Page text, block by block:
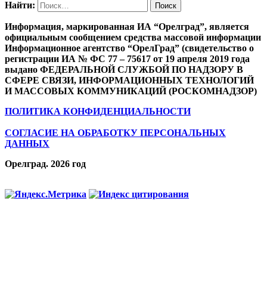
Найти:
Информация, маркированная ИА “Орелград”, является
официальным сообщением средства массовой информации
Информационное агентство “ОрелГрад” (свидетельство о
регистрации ИА № ФС 77 – 75617 от 19 апреля 2019 года
выдано ФЕДЕРАЛЬНОЙ СЛУЖБОЙ ПО НАДЗОРУ В
СФЕРЕ СВЯЗИ, ИНФОРМАЦИОННЫХ ТЕХНОЛОГИЙ
И МАССОВЫХ КОММУНИКАЦИЙ (РОСКОМНАДЗОР)
ПОЛИТИКА КОНФИДЕНЦИАЛЬНОСТИ
СОГЛАСИЕ НА ОБРАБОТКУ ПЕРСОНАЛЬНЫХ
ДАННЫХ
Орелград. 2026 год